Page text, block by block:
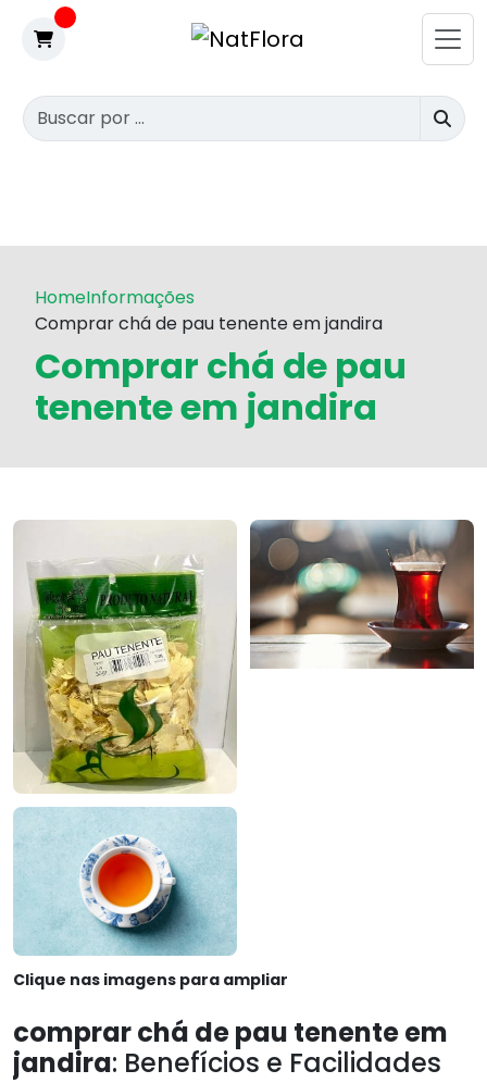
HomeInformações
Comprar chá de pau tenente em jandira
Comprar chá de pau
tenente em jandira
Clique nas imagens para ampliar
comprar chá de pau tenente em
jandira: Benefícios e Facilidades